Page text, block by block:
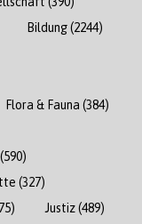
Bildung(2244)
Flora & Fauna (384)
(590)
(327)
Justiz(489)